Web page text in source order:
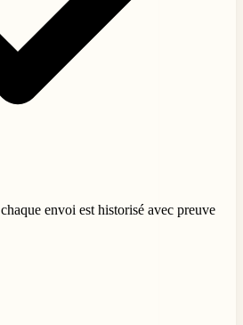
envoi est historisé avec preuve